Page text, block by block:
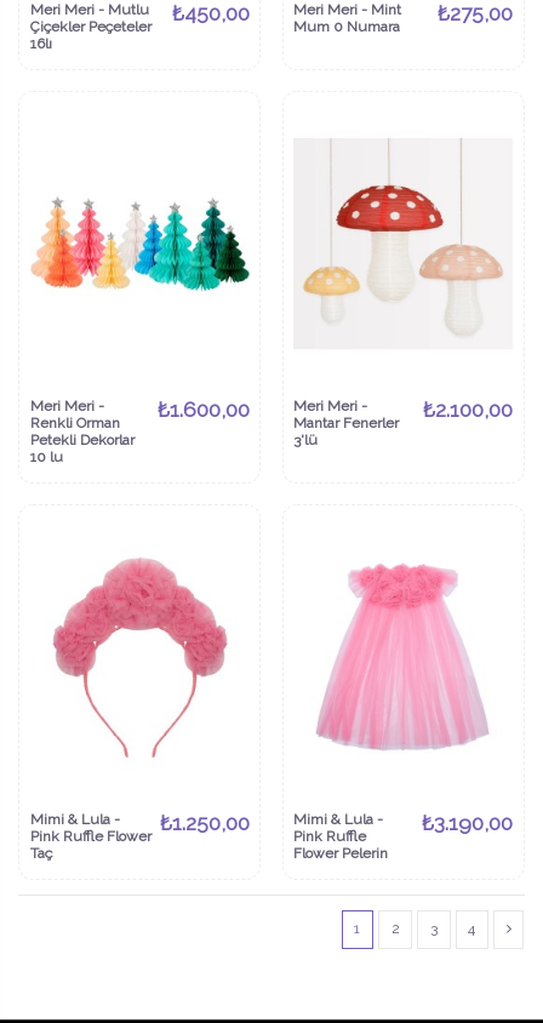
Meri Meri - Mutlu
Çiçekler Peçeteler
16lı
₺450,00
Meri Meri - Mint
Mum 0 Numara
₺275,00
Meri Meri -
Renkli Orman
Petekli Dekorlar
10 lu
₺1.600,00
Meri Meri -
Mantar Fenerler
3'lü
₺2.100,00
Mimi & Lula -
Pink Ruffle Flower
Taç
₺1.250,00
Mimi & Lula -
Pink Ruffle
Flower Pelerin
₺3.190,00
1 2 3 4